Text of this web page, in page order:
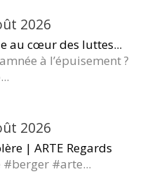
2026
au cœur des luttes...
à l’épuisement ?
2026
| ARTE Regards
#arte...